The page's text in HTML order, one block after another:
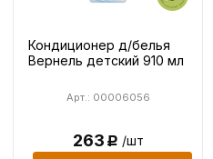
Кондиционер д/белья
Вернель детский 910 мл
Арт.: 00006056
263Р /шт